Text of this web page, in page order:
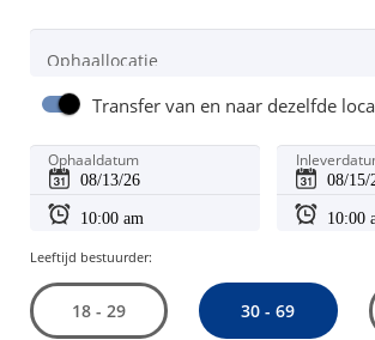
Ophaallocatie
Transfer van en naar dezelfde
Ophaaldatum
Leeftijd bestuurder:
18 - 29 30 - 69